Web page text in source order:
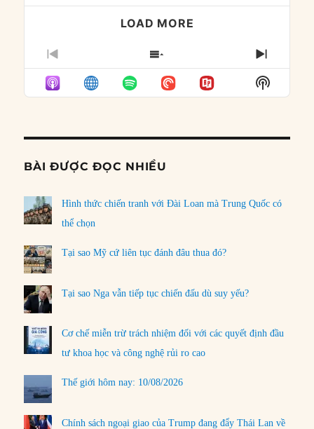
LOAD MORE
PREVIOUS
EPISODE
SHOW
EPISODES
LIST
NEXT
Show
Podcast
BÀI ĐƯỢC ĐỌC NHIỀU
Hình thức chiến tranh với Đài Loan mà Trung Quốc có
thể chọn
Tại sao Mỹ cứ liên tục đánh đâu thua đó?
Tại sao Nga vẫn tiếp tục chiến đấu dù suy yếu?
Cơ chế miễn trừ trách nhiệm đối với các quyết định đầu
tư khoa học và công nghệ rủi ro cao
Thế giới hôm nay: 10/08/2026
Chính sách ngoại giao của Trump đang đẩy Thái Lan về